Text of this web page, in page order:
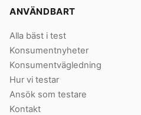
ANVÄNDBART
Alla bäst i test
Konsumentnyheter
Konsumentvägledning
Hur vi testar
Ansök som testare
Kontakt